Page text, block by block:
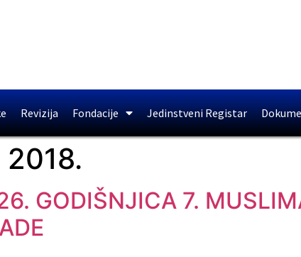
Revizija Fondacije Jedinstveni Registar
2018.
GODIŠNJICA 7.